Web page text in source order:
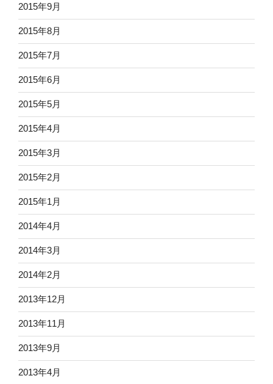
2015年9月
2015年8月
2015年7月
2015年6月
2015年5月
2015年4月
2015年3月
2015年2月
2015年1月
2014年4月
2014年3月
2014年2月
2013年12月
2013年11月
2013年9月
2013年4月